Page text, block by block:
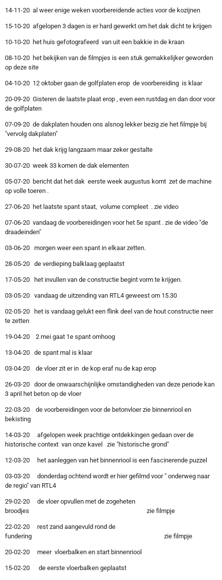
14-11-20 al weer enige weken voorbereidende acties voor de kozijnen
15-10-20 afgelopen 3 dagen is er hard gewerkt om het dak dicht te krijgen
10-10-20 het huis gefotografeerd van uit een bakkie in de kraan
08-10-20 het bekijken van de filmpjes is een stuk gemakkelijker geworden
op deze site
04-10-20 12 oktober gaan de golfplaten erop de voorbereiding is klaar
20-09-20 Gisteren de laatste plaat erop , even een rustdag en dan door voor
de golfplaten
07-09-20 de dakplaten houden ons alsnog lekker bezig zie het filmpje bij
"vervolg dakplaten"
29-08-20 het dak krijg langzaam maar zeker gestalte
30-07-20 week 33 komen de dak elementen
05-07-20 bericht dat het dak eerste week augustus komt zet de machine
op volle toeren .
27-06-20 het laatste spant staat, volume compleet . zie video
07-06-20 vandaag de voorbereidingen voor het 5e spant . zie de video "de
draadeinden"
03-06-20 morgen weer een spant in elkaar zetten.
28-05-20 de verdieping balklaag geplaatst
17-05-20 het invullen van de constructie begint vorm te krijgen.
03-05-20 vandaag de uitzending van RTL4 geweest om 15.30
02-05-20 het is vandaag gelukt een flink deel van de hout constructie neer
te zetten
19-04-20 2 mei gaat 1e spant omhoog
13-04-20 de spant mal is klaar
03-04-20 de vloer zit er in de kop eraf nu de kap erop
26-03-20 door de onwaarschijnlijke omstandigheden van deze periode kan
3 april het beton op de vloer
22-03-20 de voorbereidingen voor de betonvloer zie binnenriool en
bekisting
14-03-20 afgelopen week prachtige ontdekkingen gedaan over de
historische context van onze kavel zie "historische grond"
12-03-20 het aanleggen van het binnenriool is een fascinerende puzzel
03-03-20 donderdag ochtend wordt er hier gefilmd voor " onderweg naar
de regio" van RTL4
29-02-20 de vloer opvullen met de zogeheten
broodjes zie filmpje
22-02-20 rest zand aangevuld rond de
fundering zie filmpje
20-02-20 meer vloerbalken en start binnenriool
15-02-20 de eerste vloerbalken geplaatst